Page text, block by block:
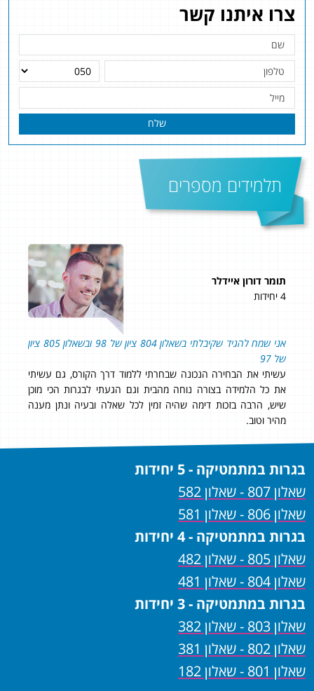
צרו איתנו קשר
שלח
תלמידים מספרים
תומר דורון איידלר
4 יחידות
אני שמח להגיד שקיבלתי בשאלון 804 ציון של 98 ובשאלון 805 ציון
של 97
עשיתי את הבחירה הנכונה שבחרתי ללמוד דרך הקורס, גם עשיתי
את כל הלמידה בצורה נוחה מהבית וגם הגעתי לבגרות הכי מוכן
שיש, הרבה בזכות דימה שהיה זמין לכל שאלה ובעיה ונתן מענה
מהיר וטוב.
בגרות במתמטיקה - 5 יחידות
שאלון 807 - שאלון 582
שאלון 806 - שאלון 581
בגרות במתמטיקה - 4 יחידות
שאלון 805 - שאלון 482
שאלון 804 - שאלון 481
בגרות במתמטיקה - 3 יחידות
שאלון 803 - שאלון 382
שאלון 802 - שאלון 381
שאלון 801 - שאלון 182